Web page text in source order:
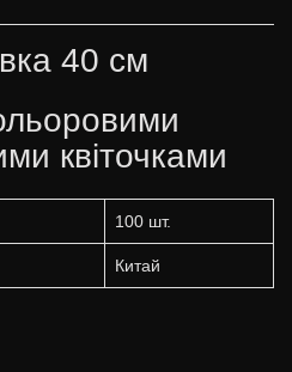
40 см
квіточками
100 шт.
Китай